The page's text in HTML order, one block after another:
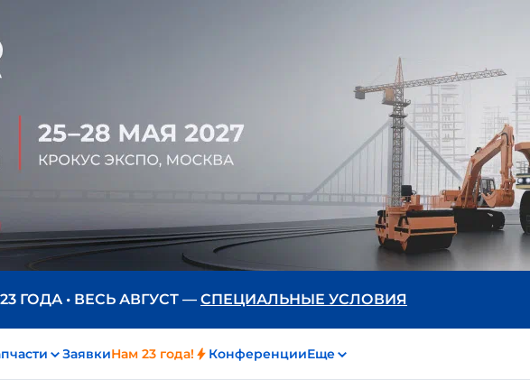
ГОДА • ВЕСЬ АВГУСТ — СПЕЦИАЛЬНЫЕ УСЛОВИЯ
ЗаявкиНам 23 года! КонференцииЕще